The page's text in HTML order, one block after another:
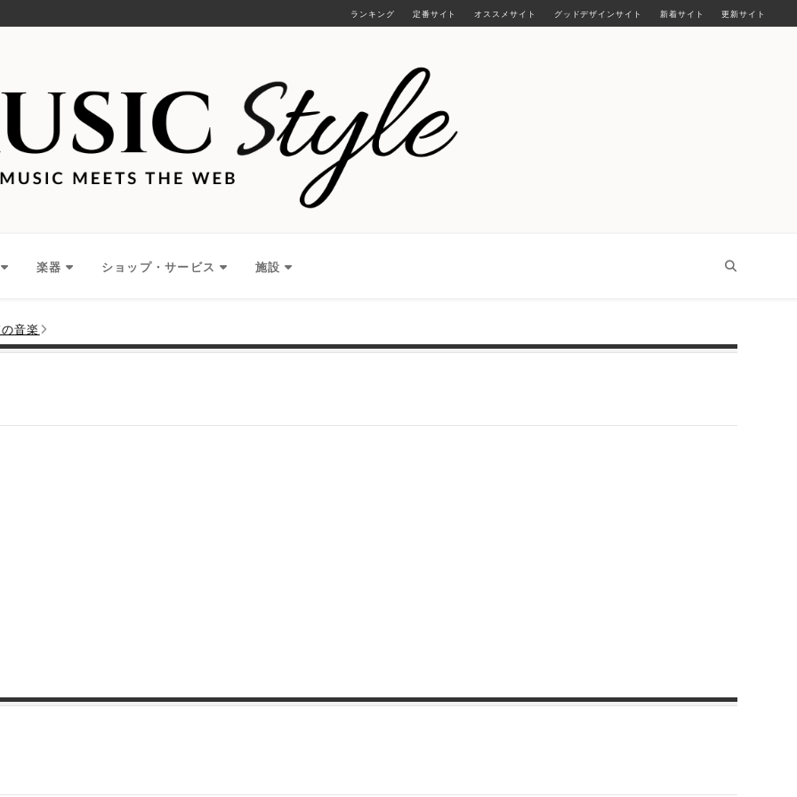
更新サイト
新着サイト
グッドデザインサイト
オススメサイト
定番サイト
ランキング
楽器 ショップ・サービス 施設
音楽